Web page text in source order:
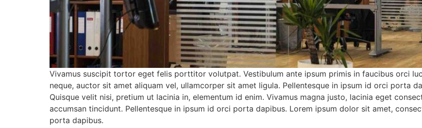
Vivamus suscipit tortor eget felis porttitor volutpat. Vestibulum ante ipsum primis in faucibus orci
neque, auctor sit amet aliquam vel, ullamcorper sit amet ligula. Pellentesque in ipsum id orci porta
Quisque velit nisi, pretium ut lacinia in, elementum id enim. Vivamus magna justo, lacinia eget
accumsan tincidunt. Pellentesque in ipsum id orci porta dapibus. Lorem ipsum dolor sit amet,
porta dapibus.